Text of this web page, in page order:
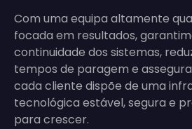
Com uma equipa altamente
focada em resultados,
continuidade dos sistemas,
tempos de paragem e
cada cliente dispõe de uma
tecnológica estável, segura e
para crescer.